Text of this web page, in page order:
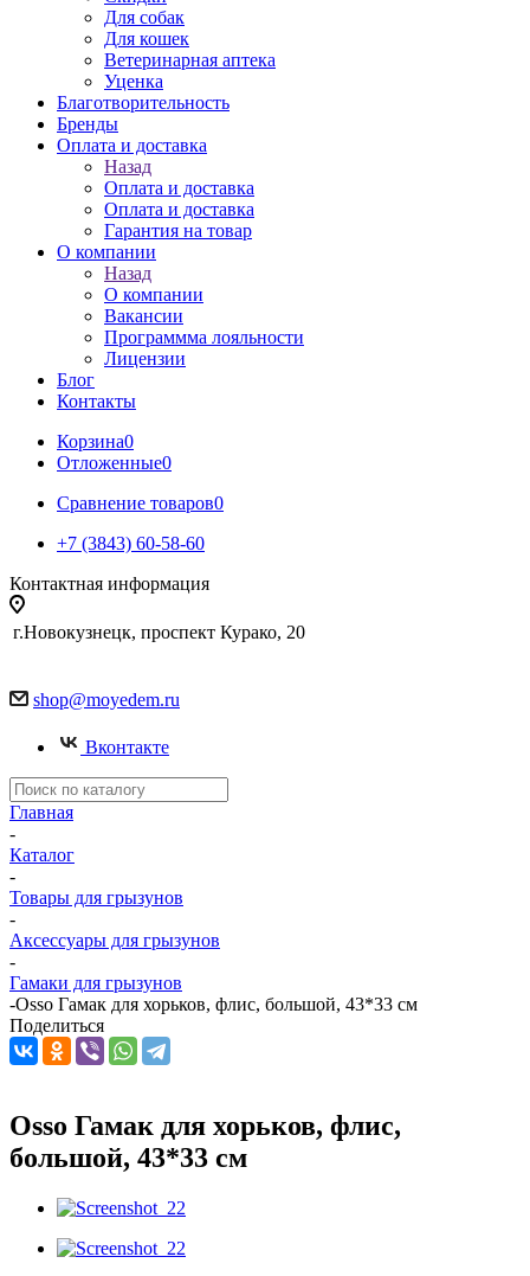
Для собак
Для кошек
Ветеринарная аптека
Уценка
Благотворительность
Бренды
Оплата и доставка
Назад
Оплата и доставка
Оплата и доставка
Гарантия на товар
О компании
Назад
О компании
Вакансии
Программма лояльности
Лицензии
Блог
Контакты
Корзина0
Отложенные0
Сравнение товаров0
+7 (3843) 60-58-60
Контактная информация
г.Новокузнецк, проспект Курако, 20
shop@moyedem.ru
Вконтакте
Главная
-
Каталог
-
Товары для грызунов
-
Аксессуары для грызунов
-
Гамаки для грызунов
-Osso Гамак для хорьков, флис, большой, 43*33 см
Поделиться
Osso Гамак для хорьков, флис,
большой, 43*33 см